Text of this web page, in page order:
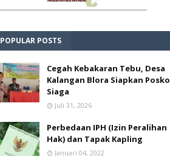
POPULAR POSTS
Cegah Kebakaran Tebu, Desa
Kalangan Blora Siapkan Posko
Siaga
Juli 31, 2026
Perbedaan IPH (Izin Peralihan
Hak) dan Tapak Kapling
Januari 04, 2022